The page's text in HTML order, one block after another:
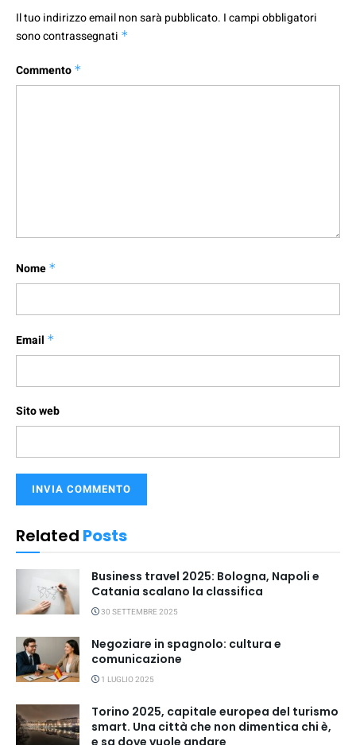
Il tuo indirizzo email non sarà pubblicato. I campi obbligatori
sono contrassegnati *
Commento *
Nome *
Email *
Sito web
Related Posts
Business travel 2025: Bologna, Napoli e
Catania scalano la classifica
30 SETTEMBRE 2025
Negoziare in spagnolo: cultura e
comunicazione
1 LUGLIO 2025
Torino 2025, capitale europea del turismo
smart. Una città che non dimentica chi è,
e sa dove vuole andare